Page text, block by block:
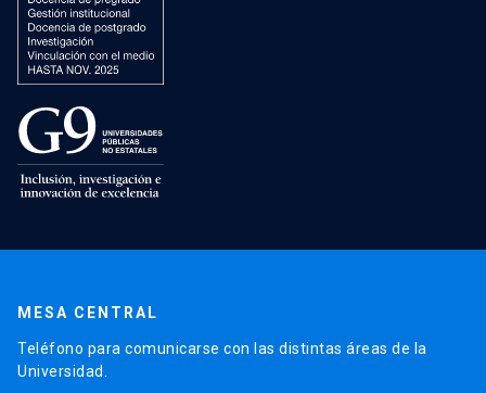
MESA CENTRAL
Teléfono para comunicarse con las distintas áreas de la
Universidad.